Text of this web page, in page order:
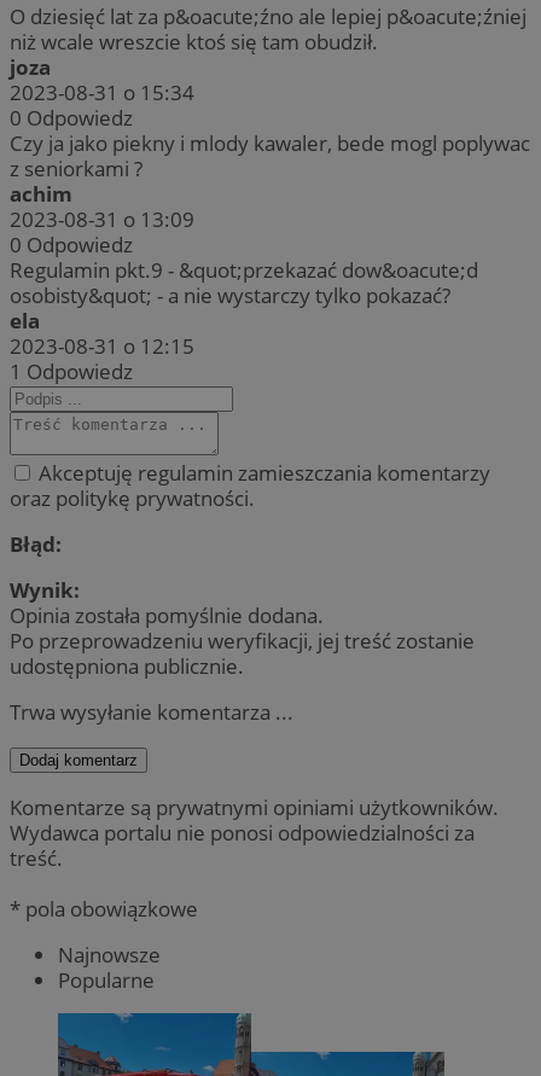
O dziesięć lat za p&oacute;źno ale lepiej p&oacute;źniej
niż wcale wreszcie ktoś się tam obudził.
joza
2023-08-31 o 15:34
0 Odpowiedz
Czy ja jako piekny i mlody kawaler, bede mogl poplywac
z seniorkami ?
achim
2023-08-31 o 13:09
0 Odpowiedz
Regulamin pkt.9 - &quot;przekazać dow&oacute;d
osobisty&quot; - a nie wystarczy tylko pokazać?
ela
2023-08-31 o 12:15
1 Odpowiedz
Akceptuję regulamin zamieszczania komentarzy
oraz politykę prywatności.
Błąd:
Wynik:
Opinia została pomyślnie dodana.
Po przeprowadzeniu weryfikacji, jej treść zostanie
udostępniona publicznie.
Trwa wysyłanie komentarza ...
Dodaj komentarz
Komentarze są prywatnymi opiniami użytkowników.
Wydawca portalu nie ponosi odpowiedzialności za
treść.
* pola obowiązkowe
Najnowsze
Popularne